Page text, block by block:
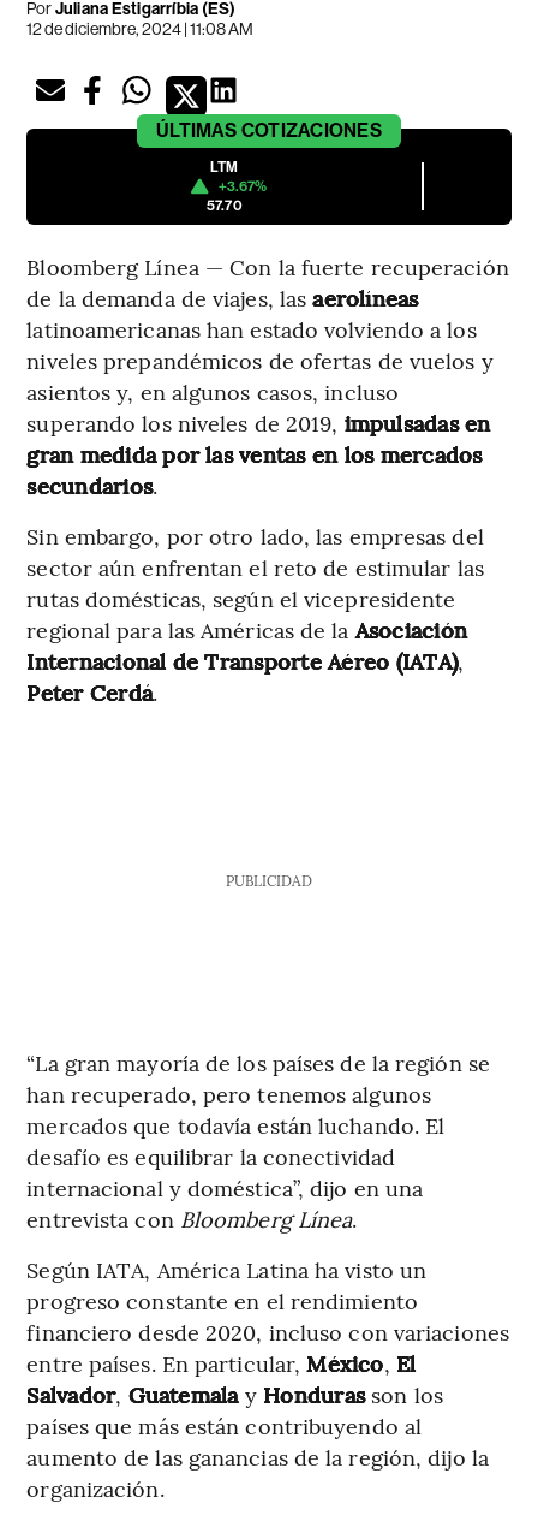
PorJuliana Estigarríbia (ES)
12 de diciembre, 2024 | 11:08 AM
ÚLTIMAS COTIZACIONES
LTM
+3.67%
57.70
Bloomberg Línea — Con la fuerte recuperación
de la demanda de viajes, lasaerolíneas
latinoamericanas han estado volviendo a los
niveles prepandémicos de ofertas de vuelos y
asientos y, en algunos casos, incluso
superando los niveles de 2019, impulsadas en
gran medida por las ventas en los mercados
secundarios.
Sin embargo, por otro lado, las empresas del
sector aún enfrentan el reto de estimular las
rutas domésticas, según el vicepresidente
regional para las Américas de laAsociación
Internacional de Transporte Aéreo (IATA),
Peter Cerdá.
PUBLICIDAD
“La gran mayoría de los países de la región se
han recuperado, pero tenemos algunos
mercados que todavía están luchando. El
desafío es equilibrar la conectividad
internacional y doméstica”, dijo en una
entrevista con Bloomberg Línea.
Según IATA, América Latina ha visto un
progreso constante en el rendimiento
financiero desde 2020, incluso con variaciones
entre países. En particular,México, El
Salvador, Guatemala y Honduras son los
países que más están contribuyendo al
aumento de las ganancias de la región, dijo la
organización.